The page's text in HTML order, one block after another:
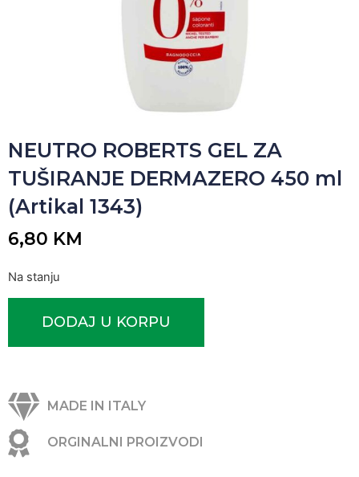
NEUTRO ROBERTS GEL ZA
TUŠIRANJE DERMAZERO 450 ml
(Artikal 1343)
6,80 KM
Na stanju
DODAJ U KORPU
MADE IN ITALY
ORGINALNI PROIZVODI